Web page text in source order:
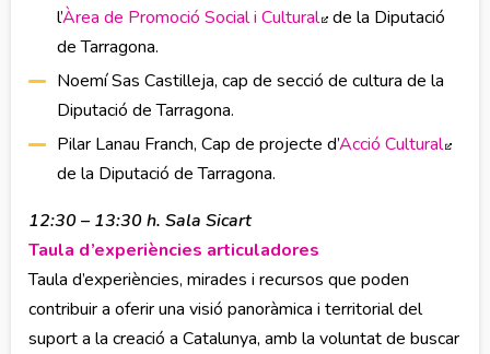
l’Àrea de Promoció Social i Cultural Abre en nueva
de la Diputació
de Tarragona.
Noemí Sas Castilleja, cap de secció de cultura de la
Diputació de Tarragona.
Pilar Lanau Franch, Cap de projecte d’Acció Cultural
de la Diputació de Tarragona.
12:30 – 13:30 h. Sala Sicart
Taula d’experiències articuladores
Taula d’experiències, mirades i recursos que poden
contribuir a oferir una visió panoràmica i territorial del
suport a la creació a Catalunya, amb la voluntat de buscar